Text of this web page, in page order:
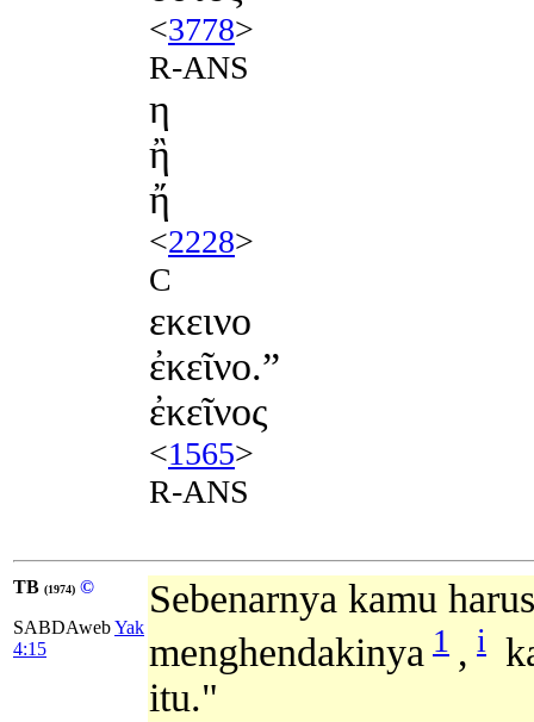
<3778>
R-ANS
η
ἢ
ἤ
<2228>
C
εκεινο
ἐκεῖνο.”
ἐκεῖνος
<1565>
R-ANS
TB (1974) ©
SABDAwebYak
4:15
Sebenarnya kamu
menghendakinya 1 , i
itu."